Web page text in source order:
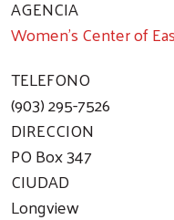
AGENCIA
Women's Center of
TELEFONO
(903) 295-7526
DIRECCION
PO Box 347
CIUDAD
Longview